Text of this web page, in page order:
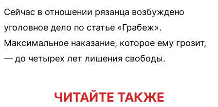
Сейчас в отношении рязанца возбуждено
уголовное дело по статье «Грабеж».
Максимальное наказание, которое ему грозит,
— до четырех лет лишения свободы.
ЧИТАЙТЕ ТАКЖЕ